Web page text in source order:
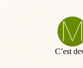
C’est